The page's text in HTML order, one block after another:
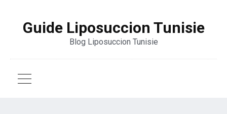
Guide Liposuccion Tunisie
Blog Liposuccion Tunisie